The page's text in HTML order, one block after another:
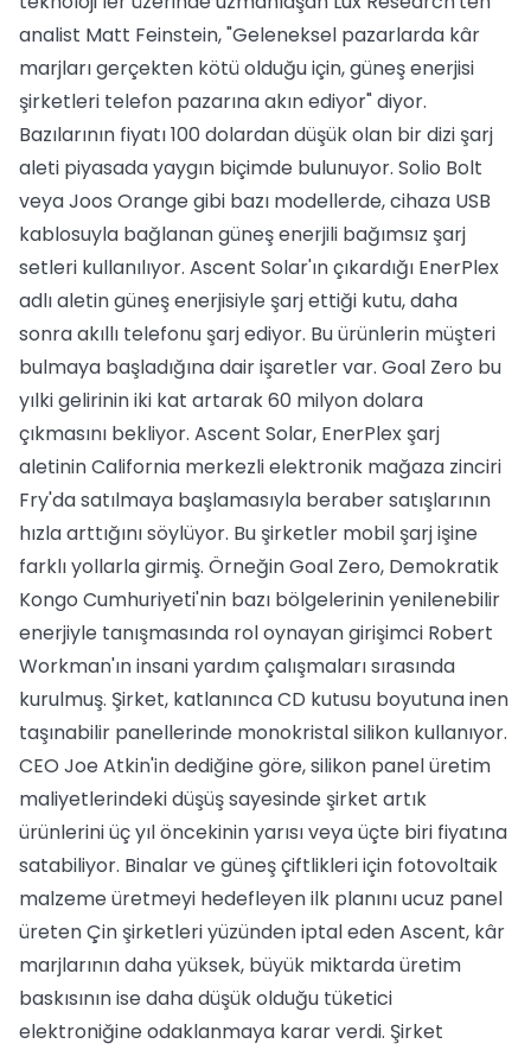
analist Matt Feinstein, "Geleneksel pazarlarda kâr
marjları gerçekten kötü olduğu için, güneş enerjisi
şirketleri telefon pazarına akın ediyor" diyor.
Bazılarının fiyatı 100 dolardan düşük olan bir dizi şarj
aleti piyasada yaygın biçimde bulunuyor. Solio Bolt
veya Joos Orange gibi bazı modellerde, cihaza USB
kablosuyla bağlanan güneş enerjili bağımsız şarj
setleri kullanılıyor. Ascent Solar'ın çıkardığı EnerPlex
adlı aletin güneş enerjisiyle şarj ettiği kutu, daha
sonra akıllı telefonu şarj ediyor. Bu ürünlerin müşteri
bulmaya başladığına dair işaretler var. Goal Zero bu
yılki gelirinin iki kat artarak 60 milyon dolara
çıkmasını bekliyor. Ascent Solar, EnerPlex şarj
aletinin California merkezli elektronik mağaza zinciri
Fry'da satılmaya başlamasıyla beraber satışlarının
hızla arttığını söylüyor. Bu şirketler mobil şarj işine
farklı yollarla girmiş. Örneğin Goal Zero, Demokratik
Kongo Cumhuriyeti'nin bazı bölgelerinin yenilenebilir
enerjiyle tanışmasında rol oynayan girişimci Robert
Workman'ın insani yardım çalışmaları sırasında
kurulmuş. Şirket, katlanınca CD kutusu boyutuna inen
taşınabilir panellerinde monokristal silikon kullanıyor.
CEO Joe Atkin'in dediğine göre, silikon panel üretim
maliyetlerindeki düşüş sayesinde şirket artık
ürünlerini üç yıl öncekinin yarısı veya üçte biri fiyatına
satabiliyor. Binalar ve güneş çiftlikleri için fotovoltaik
malzeme üretmeyi hedefleyen ilk planını ucuz panel
üreten Çin şirketleri yüzünden iptal eden Ascent, kâr
marjlarının daha yüksek, büyük miktarda üretim
baskısının ise daha düşük olduğu tüketici
elektroniğine odaklanmaya karar verdi. Şirket